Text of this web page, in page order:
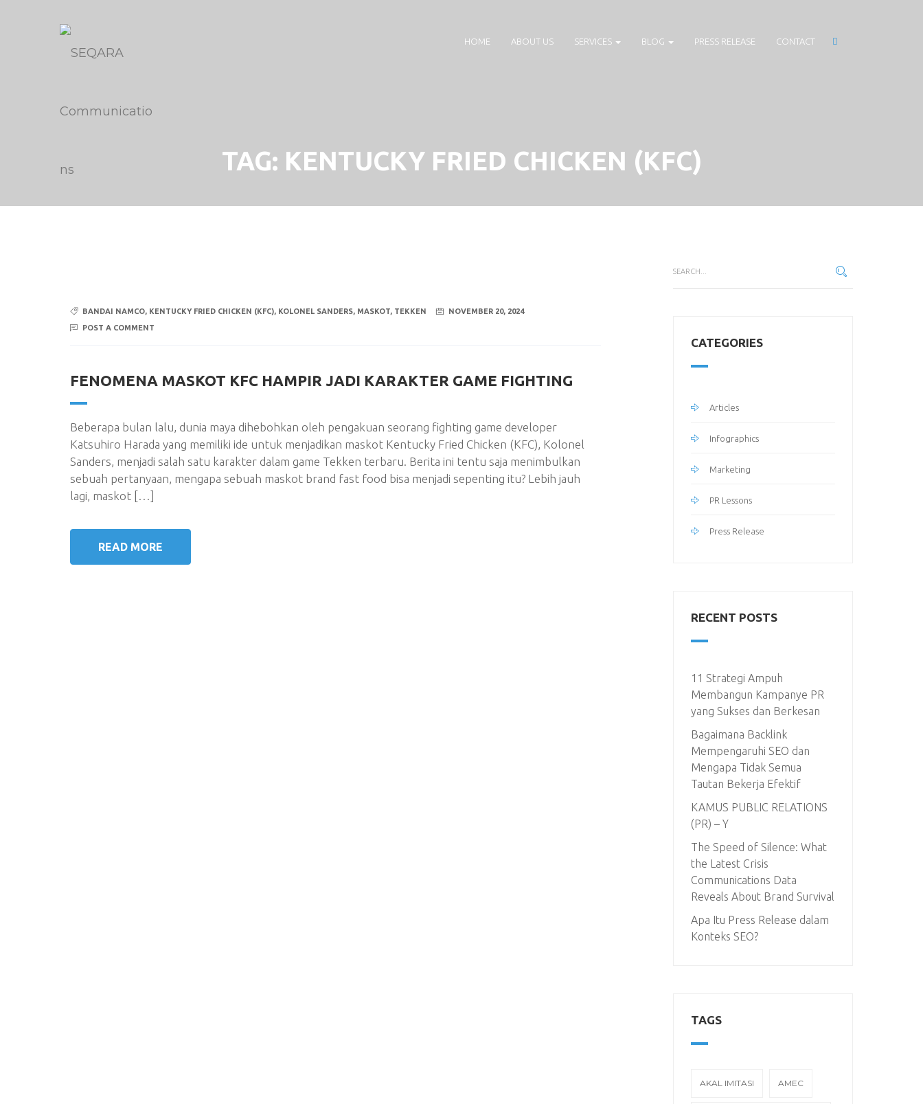
HOME ABOUT US SERVICES BLOG PRESS RELEASE CONTACT
TAG: KENTUCKY FRIED CHICKEN (KFC)
BANDAI NAMCO, KENTUCKY FRIED CHICKEN (KFC), KOLONEL SANDERS, MASKOT, TEKKEN
NOVEMBER 20, 2024
POST A COMMENT
FENOMENA MASKOT KFC HAMPIR JADI KARAKTER GAME FIGHTING
Beberapa bulan lalu, dunia maya dihebohkan oleh pengakuan seorang fighting game developer
Katsuhiro Harada yang memiliki ide untuk menjadikan maskot Kentucky Fried Chicken (KFC), Kolonel
Sanders, menjadi salah satu karakter dalam game Tekken terbaru. Berita ini tentu saja menimbulkan
sebuah pertanyaan, mengapa sebuah maskot brand fast food bisa menjadi sepenting itu? Lebih jauh
lagi, maskot […]
READ MORE
CATEGORIES
Articles
Infographics
Marketing
PR Lessons
Press Release
RECENT POSTS
11 Strategi Ampuh
Membangun Kampanye PR
yang Sukses dan Berkesan
Bagaimana Backlink
Mempengaruhi SEO dan
Mengapa Tidak Semua
Tautan Bekerja Efektif
KAMUS PUBLIC RELATIONS
(PR) – Y
The Speed of Silence: What
the Latest Crisis
Communications Data
Reveals About Brand Survival
Apa Itu Press Release dalam
Konteks SEO?
TAGS
AKAL IMITASI AMEC